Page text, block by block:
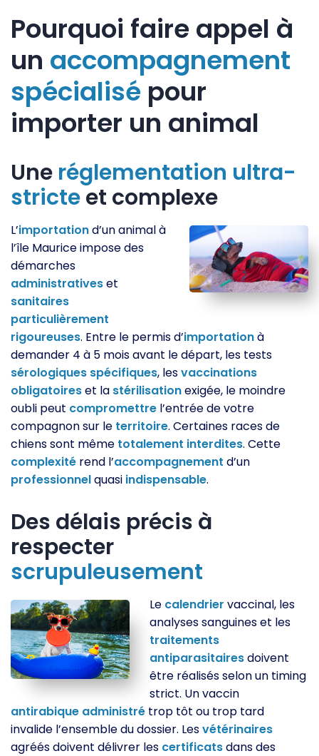
Pourquoi faire appel à
un accompagnement
spécialisé pour
importer un animal
Une réglementation ultra-
stricteet complexe
L’importationd’un animal à
l’île Maurice impose des
démarches
administrativeset
sanitaires
particulièrement
rigoureuses. Entre le permis d’importationà
demander 4 à 5 mois avant le départ, les tests
sérologiques spécifiques, lesvaccinations
obligatoireset la stérilisationexigée, le moindre
oubli peut compromettre l’entrée de votre
compagnon sur le territoire. Certaines races de
chiens sont même totalement interdites. Cette
complexité rend l’accompagnement d’un
professionnelquasi indispensable.
Des délais précis à
respecter
scrupuleusement
Le calendrier vaccinal, les
analyses sanguines et les
traitements
antiparasitairesdoivent
être réalisés selon un timing
strict. Un vaccin
antirabique administré trop tôt ou trop tard
invalide l’ensemble du dossier. Lesvétérinaires
agréés doivent délivrer les certificatsdans des